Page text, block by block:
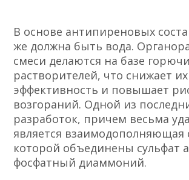
В основе антипиреновых
же должна быть вода.
смеси делаются на базе
растворителей, что снижает их
эффективность и повышает
возгораний. Одной из
разработок, причем весьма
является взаимодополняющая
которой объединены сульфат
фосфатный диаммоний.